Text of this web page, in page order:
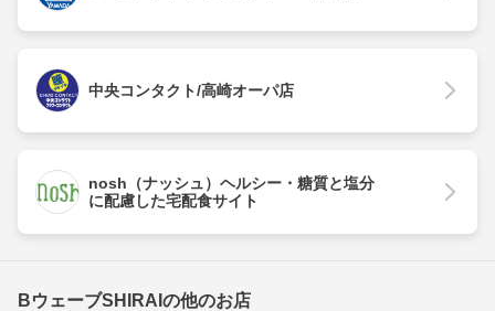
中央コンタクト/高崎オーパ店
nosh（ナッシュ）ヘルシー・糖質と塩分
に配慮した宅配食サイト
BウェーブSHIRAIの他のお店